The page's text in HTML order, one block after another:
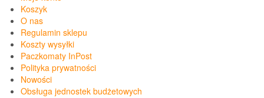
Koszyk
O nas
Regulamin sklepu
Koszty wysyłki
Paczkomaty InPost
Polityka prywatności
Nowości
Obsługa jednostek budżetowych